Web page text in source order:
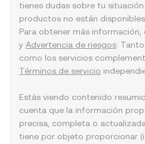
tienes dudas sobre tu
productos no están
Para obtener más información,
y Advertencia de riesgos .
como los servicios
Términos de servicio
Estás viendo contenido
cuenta que la información
precisa, completa o
tiene por objeto proporcionar